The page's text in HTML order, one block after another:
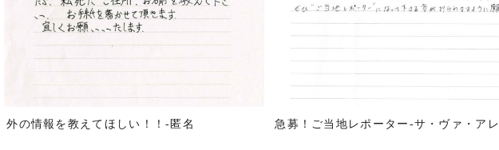
外の情報を教えてほしい！！-匿名 急募！ご当地レポーター-サ・ヴァ・アレ